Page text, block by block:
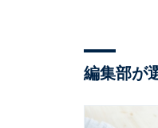
編集部が